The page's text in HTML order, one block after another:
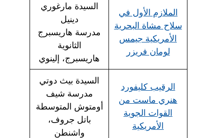
الملازم الأول في
سلاح مشاة البحرية
الأمريكية جيمس
لومان فريزر
السيدة مارغوري
دينيل
مدرسة هاريسبرج
الثانوية
هاريسبرج، إلينوي
الرقيب كليفورد
هنري ماست من
القوات الجوية
الأمريكية
السيدة بيث دوتي
مدرسة شيف
أومتوش المتوسطة
باتل جروف،
واشنطن